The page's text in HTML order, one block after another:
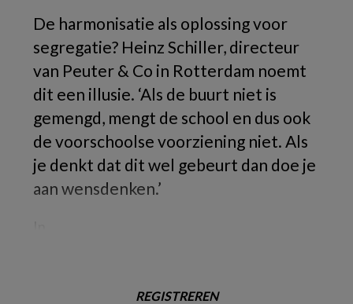
De harmonisatie als oplossing voor
segregatie? Heinz Schiller, directeur
van Peuter & Co in Rotterdam noemt
dit een illusie. ‘Als de buurt niet is
gemengd, mengt de school en dus ook
de voorschoolse voorziening niet. Als
je denkt dat dit wel gebeurt dan doe je
aan wensdenken.’
REGISTREREN